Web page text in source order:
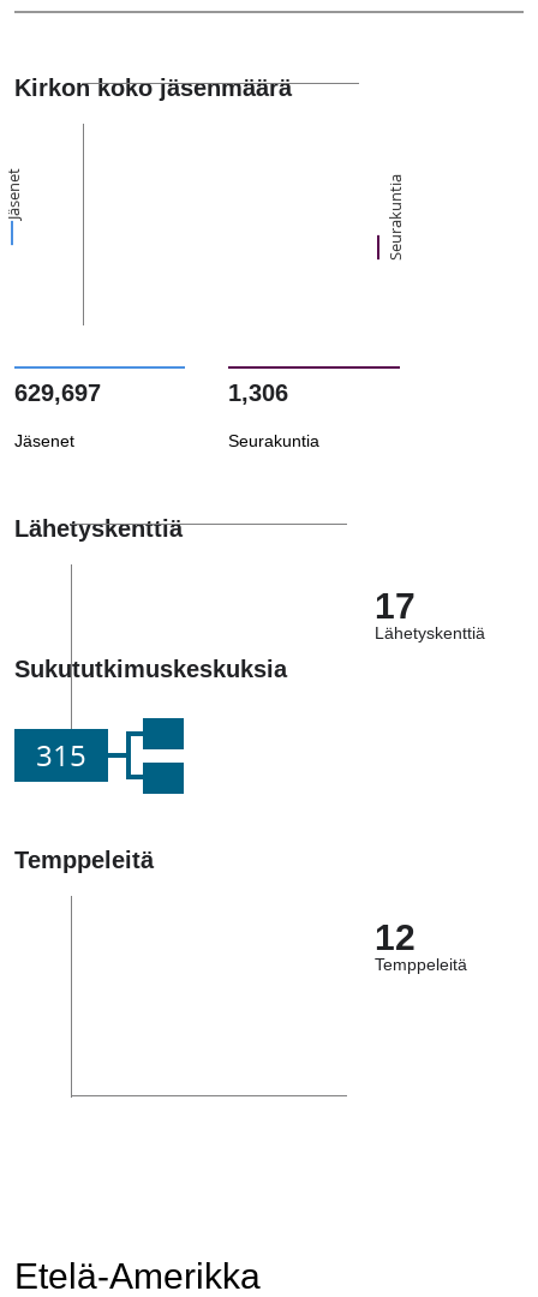
Kirkon koko jäsenmäärä
Jäsenet Seurakuntia
629,697
Jäsenet
1,306
Seurakuntia
Lähetyskenttiä
17
Lähetyskenttiä
Sukututkimuskeskuksia
315
Temppeleitä
12
Temppeleitä
Etelä-Amerikka